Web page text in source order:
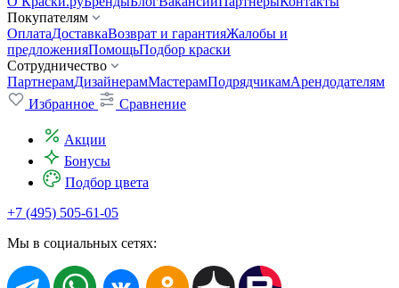
Покупателям
ОплатаДоставкаВозврат и гарантияЖалобы и
предложенияПомощьПодбор краски
Сотрудничество
ПартнерамДизайнерамМастерамПодрядчикамАрендодателям
Избранное
Сравнение
Акции
Бонусы
Подбор цвета
+7 (495) 505-61-05
Мы в социальных сетях: